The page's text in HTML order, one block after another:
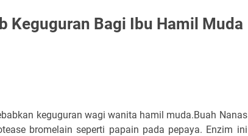
Keguguran Bagi Ibu Hamil Muda
keguguran wagi wanita hamil muda.Buah Nanas
bromelain seperti papain pada pepaya. Enzim ini